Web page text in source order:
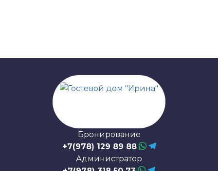
Бронирование
+7(978) 129 89 88
Администратор